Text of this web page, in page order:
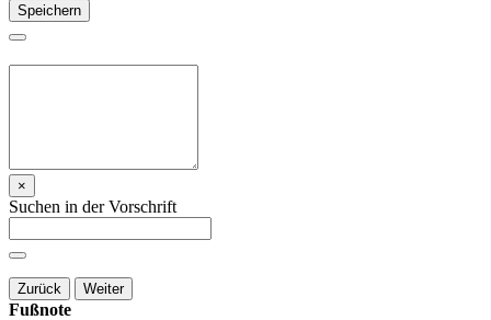
Speichern
×
Suchen in der Vorschrift
Zurück Weiter
Fußnote